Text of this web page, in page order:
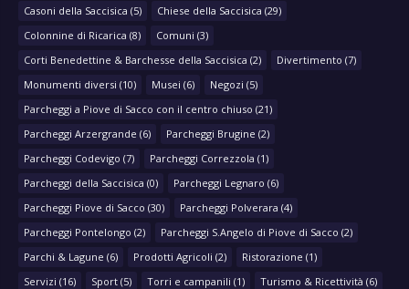
Casoni della Saccisica (5) Chiese della Saccisica (29)
Colonnine di Ricarica (8) Comuni (3)
Corti Benedettine & Barchesse della Saccisica (2) Divertimento (7)
Monumenti diversi (10) Musei (6) Negozi (5)
Parcheggi a Piove di Sacco con il centro chiuso (21)
Parcheggi Arzergrande (6) Parcheggi Brugine (2)
Parcheggi Codevigo (7) Parcheggi Correzzola (1)
Parcheggi della Saccisica (0) Parcheggi Legnaro (6)
Parcheggi Piove di Sacco (30) Parcheggi Polverara (4)
Parcheggi Pontelongo (2) Parcheggi S.Angelo di Piove di Sacco (2)
Parchi & Lagune (6) Prodotti Agricoli (2) Ristorazione (1)
Servizi (16) Sport (5) Torri e campanili (1) Turismo & Ricettività (6)